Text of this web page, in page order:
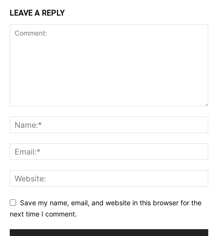
LEAVE A REPLY
Save my name, email, and website in this browser for the
next time I comment.